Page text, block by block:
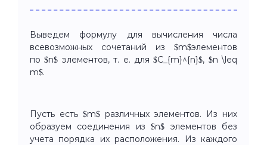
Выведем формулу для вычисления числа
всевозможных сочетаний из $m$элементов
по $n$ элементов, т. е. для $C_{m}^{n}$, $n \leq
m$.
Пусть есть $m$ различных элементов. Из них
образуем соединения из $n$ элементов без
учета порядка их расположения. Из каждого